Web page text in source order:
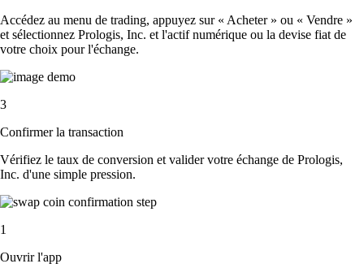
Accédez au menu de trading, appuyez sur « Acheter » ou « Vendre »
et sélectionnez Prologis, Inc. et l'actif numérique ou la devise fiat de
votre choix pour l'échange.
3
Confirmer la transaction
Vérifiez le taux de conversion et valider votre échange de Prologis,
Inc. d'une simple pression.
1
Ouvrir l'app